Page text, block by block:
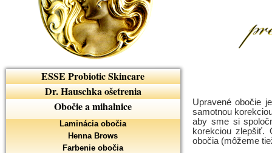
ESSE Probiotic Skincare
Dr. Hauschka ošetrenia
Obočie a mihalnice
Laminácia obočia
Henna Brows
Farbenie obočia
Upravené obočie
samotnou
aby sme si
korekciou zlepšiť.
obočia (môžeme